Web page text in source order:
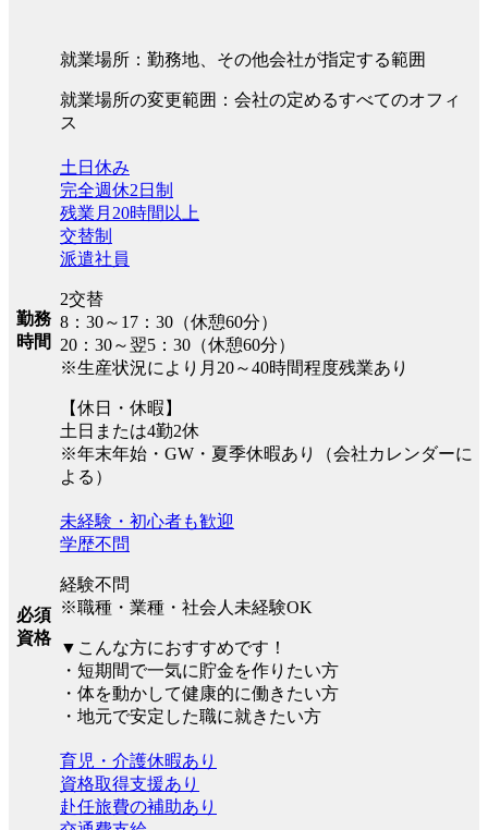
就業場所：勤務地、その他会社が指定する範囲
就業場所の変更範囲：会社の定めるすべてのオフィ
ス
勤務
時間
土日休み
完全週休2日制
残業月20時間以上
交替制
派遣社員
2交替
8：30～17：30（休憩60分）
20：30～翌5：30（休憩60分）
※生産状況により月20～40時間程度残業あり
【休日・休暇】
土日または4勤2休
※年末年始・GW・夏季休暇あり（会社カレンダーに
よる）
必須
資格
未経験・初心者も歓迎
学歴不問
経験不問
※職種・業種・社会人未経験OK
▼こんな方におすすめです！
・短期間で一気に貯金を作りたい方
・体を動かして健康的に働きたい方
・地元で安定した職に就きたい方
育児・介護休暇あり
資格取得支援あり
赴任旅費の補助あり